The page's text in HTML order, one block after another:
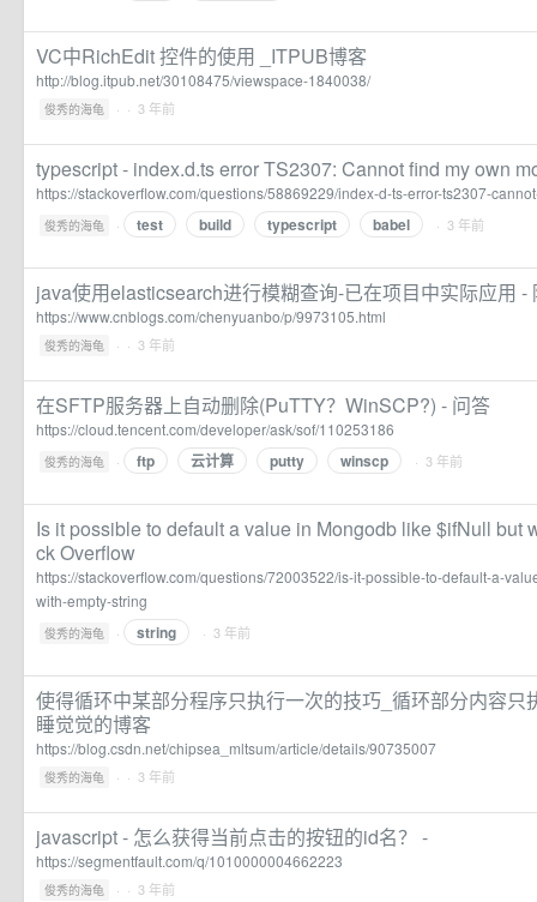
VC中RichEdit 控件的使用 _ITPUB博客
http://blog.itpub.net/30108475/viewspace-1840038/
俊秀的海龟 · · 3 年前
typescript - index.d.ts error TS2307: Cannot find my own
https://stackoverflow.com/questions/58869229/index-d-ts-error-ts2307-
俊秀的海龟 · test build typescript babel · 3 年前
java使用elasticsearch进行模糊查询-已在项目中实际应用 -
https://www.cnblogs.com/chenyuanbo/p/9973105.html
俊秀的海龟 · · 3 年前
在SFTP服务器上自动删除(PuTTY？WinSCP?) - 问答
https://cloud.tencent.com/developer/ask/sof/110253186
俊秀的海龟 · ftp 云计算 putty winscp · 3 年前
Is it possible to default a value in Mongodb like $ifNull but
ck Overflow
https://stackoverflow.com/questions/72003522/is-it-possible-to-default-a-
with-empty-string
俊秀的海龟 · string · 3 年前
使得循环中某部分程序只执行一次的技巧_循环部分内容只
睡觉觉的博客
https://blog.csdn.net/chipsea_mltsum/article/details/90735007
俊秀的海龟 · · 3 年前
javascript - 怎么获得当前点击的按钮的id名？ -
https://segmentfault.com/q/1010000004662223
俊秀的海龟 · · 3 年前